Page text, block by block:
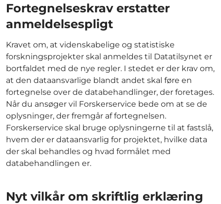
Fortegnelseskrav erstatter
anmeldelsespligt
Kravet om, at videnskabelige og statistiske
forskningsprojekter skal anmeldes til Datatilsynet er
bortfaldet med de nye regler. I stedet er der krav om,
at den dataansvarlige blandt andet skal føre en
fortegnelse over de databehandlinger, der foretages.
Når du ansøger vil Forskerservice bede om at se de
oplysninger, der fremgår af fortegnelsen.
Forskerservice skal bruge oplysningerne til at fastslå,
hvem der er dataansvarlig for projektet, hvilke data
der skal behandles og hvad formålet med
databehandlingen er.
Nyt vilkår om skriftlig erklæring